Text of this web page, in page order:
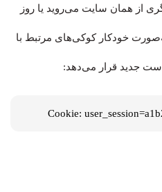
از همان سایت می‌روید یا روز
خودکار کوکی‌های مرتبط با
Cookie: